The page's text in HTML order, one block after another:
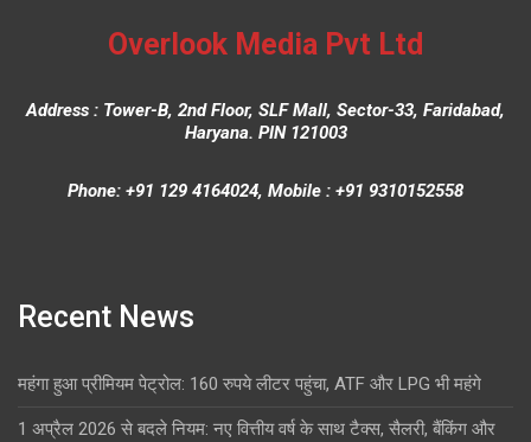
Overlook Media Pvt Ltd
Address : Tower-B, 2nd Floor, SLF Mall, Sector-33, Faridabad,
Haryana. PIN 121003
Phone: +91 129 4164024, Mobile : +91 9310152558
Recent News
महंगा हुआ प्रीमियम पेट्रोल: 160 रुपये लीटर पहुंचा, ATF और LPG भी महंगे
1 अप्रैल 2026 से बदले नियम: नए वित्तीय वर्ष के साथ टैक्स, सैलरी, बैंकिंग और